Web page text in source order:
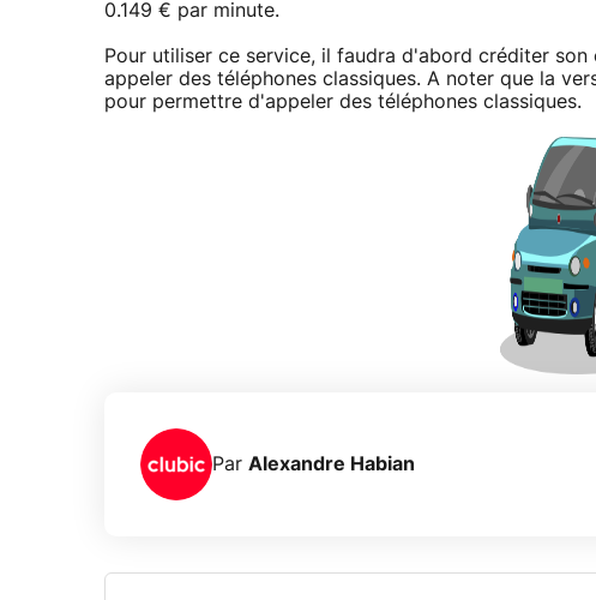
0.149 € par minute.
Pour utiliser ce service, il faudra d'abord créditer
appeler des téléphones classiques. A noter que la
pour permettre d'appeler des téléphones classiques.
Par Alexandre Habian